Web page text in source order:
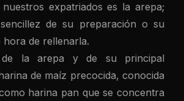
expatriados es la arepa;
de su preparación o su
hora de rellenarla.
de la arepa y de su principal
de maíz precocida, conocida
harina pan que se concentra